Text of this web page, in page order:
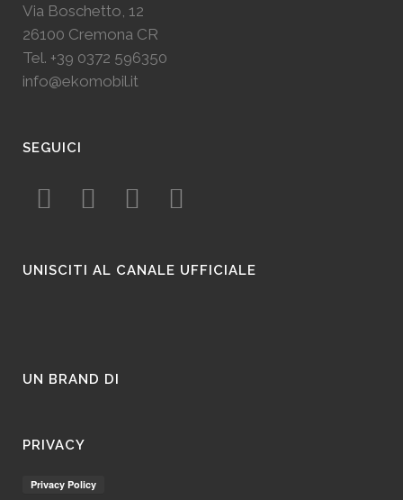
Via Boschetto, 12
26100 Cremona CR
Tel. +39 0372 596350
info@ekomobil.it
SEGUICI
UNISCITI AL CANALE UFFICIALE
UN BRAND DI
PRIVACY